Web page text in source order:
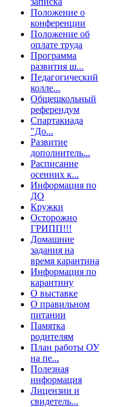
Положение о
конференции
Положение об
оплате труда
Программа
развития ш...
Педагогический
колле...
Общешкольный
референдум
Спартакиада
"До...
Развитие
дополнитель...
Расписание
осенних к...
Информация по
ДО
Кружки
Осторожно
ГРИПП!!!
Домашние
задания на
время карантина
Информация по
карантину
О выставке
О правильном
питании
Памятка
родителям
План работы ОУ
на пе...
Полезная
информация
Лицензии и
свидетель...